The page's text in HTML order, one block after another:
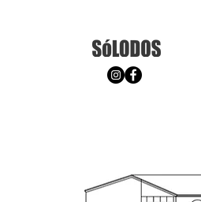
CONTACTO